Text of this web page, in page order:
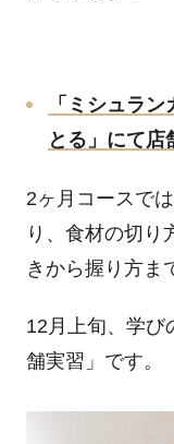
「ミシュラ
とる」にて店
2ヶ月コースで
り、食材の切り
きから握り方ま
12月上旬、学び
舗実習」です。